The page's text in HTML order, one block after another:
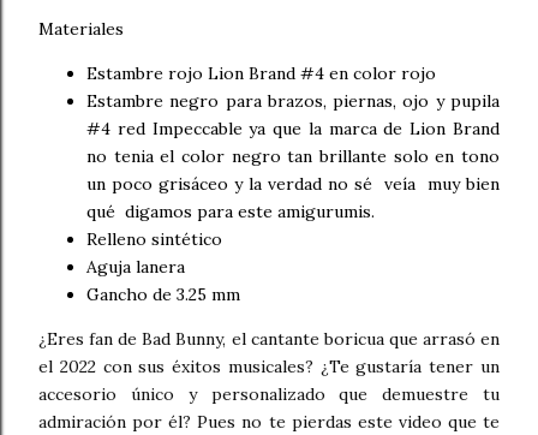
Materiales
Estambre rojo Lion Brand #4 en color rojo
Estambre negro para brazos, piernas, ojo y pupila
#4 red Impeccable ya que la marca de Lion Brand
no tenia el color negro tan brillante solo en tono
un poco grisáceo y la verdad no sé veía muy bien
qué digamos para este amigurumis.
Relleno sintético
Aguja lanera
Gancho de 3.25 mm
¿Eres fan de Bad Bunny, el cantante boricua que arrasó en
el 2022 con sus éxitos musicales? ¿Te gustaría tener un
accesorio único y personalizado que demuestre tu
admiración por él? Pues no te pierdas este video que te